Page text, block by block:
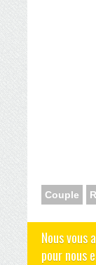
Couple
Nous vous
pour nous